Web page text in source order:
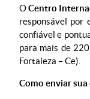
OCentro
responsável por
confiável e
para mais de
Fortaleza – Ce).
Como enviar sua